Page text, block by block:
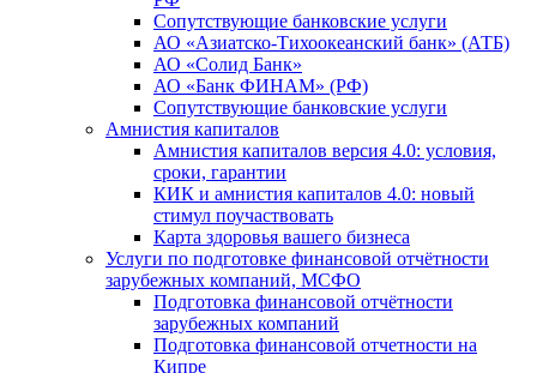
Сопутствующие банковские услуги
АО «Азиатско-Тихоокеанский банк» (АТБ)
АО «Солид Банк»
АО «Банк ФИНАМ» (РФ)
Сопутствующие банковские услуги
Амнистия капиталов
Амнистия капиталов версия 4.0: условия,
сроки, гарантии
КИК и амнистия капиталов 4.0: новый
стимул поучаствовать
Карта здоровья вашего бизнеса
Услуги по подготовке финансовой отчётности
зарубежных компаний, МСФО
Подготовка финансовой отчётности
зарубежных компаний
Подготовка финансовой отчетности на
Кипре